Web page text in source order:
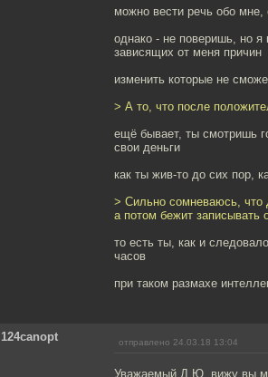
можно вести речь обо
однако - не поверишь, но я
зависящих от меня причин
изменить которые не
> А то, что после
ещё бывает, ты смотришь
свои деньги
как ты жив-то до сих пор,
> Сильно сомневаюсь,
а потом бежит записывать
то есть ты, как и
часов
при таком размахе
124canopt отправлено 24.03.18 13:04
Уважаемый Д.Ю. вижу вы